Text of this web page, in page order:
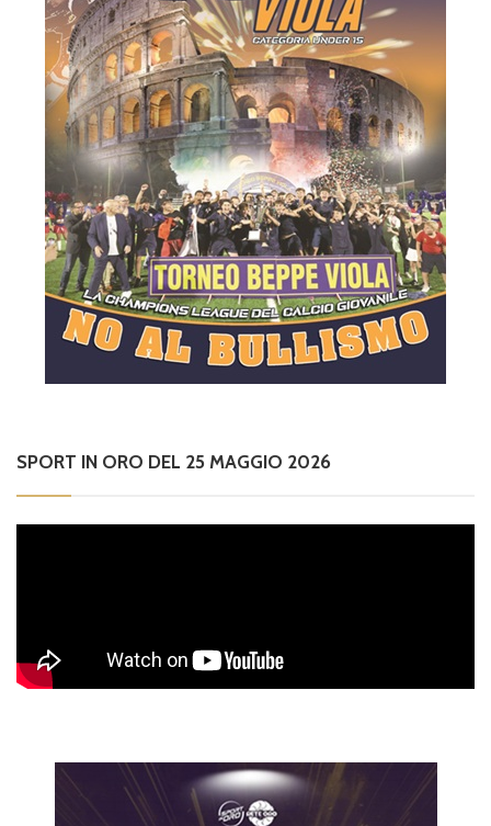
SPORT IN ORO DEL 25 MAGGIO 2026